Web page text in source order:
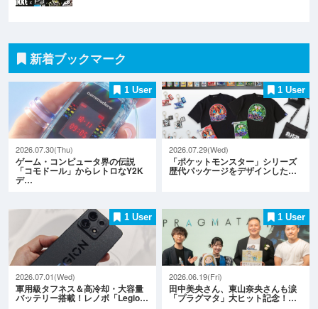
新着ブックマーク
1 User
2026.07.30(Thu)
ゲーム・コンピュータ界の伝説
「コモドール」からレトロなY2K
デ…
1 User
2026.07.29(Wed)
「ポケットモンスター」シリーズ
歴代パッケージをデザインした…
1 User
2026.07.01(Wed)
軍用級タフネス＆高冷却・大容量
バッテリー搭載！レノボ「Legio…
1 User
2026.06.19(Fri)
田中美央さん、東山奈央さんも涙
「プラグマタ」大ヒット記念！…